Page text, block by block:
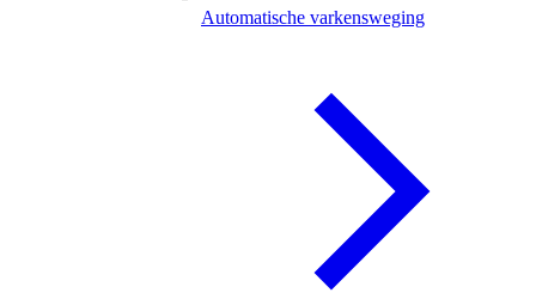
Automatische varkensweging